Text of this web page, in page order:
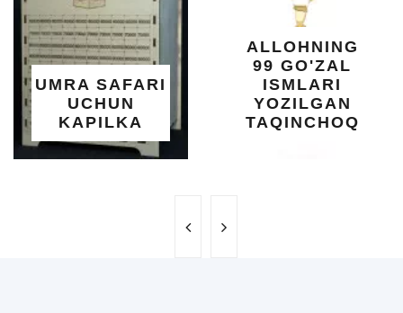
UMRA SAFARI
UCHUN
KAPILKA
ALLOHNING
99 GO'ZAL
ISMLARI
YOZILGAN
TAQINCHOQ